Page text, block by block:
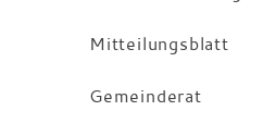
Mitteilungsblatt
Gemeinderat